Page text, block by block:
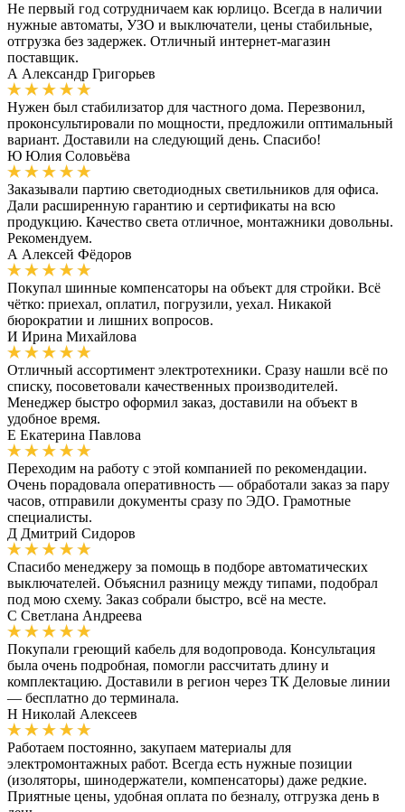
Не первый год сотрудничаем как юрлицо. Всегда в наличии
нужные автоматы, УЗО и выключатели, цены стабильные,
отгрузка без задержек. Отличный интернет-магазин
поставщик.
А Александр Григорьев
Нужен был стабилизатор для частного дома. Перезвонил,
проконсультировали по мощности, предложили оптимальный
вариант. Доставили на следующий день. Спасибо!
Ю Юлия Соловьёва
Заказывали партию светодиодных светильников для офиса.
Дали расширенную гарантию и сертификаты на всю
продукцию. Качество света отличное, монтажники довольны.
Рекомендуем.
А Алексей Фёдоров
Покупал шинные компенсаторы на объект для стройки. Всё
чётко: приехал, оплатил, погрузили, уехал. Никакой
бюрократии и лишних вопросов.
И Ирина Михайлова
Отличный ассортимент электротехники. Сразу нашли всё по
списку, посоветовали качественных производителей.
Менеджер быстро оформил заказ, доставили на объект в
удобное время.
Е Екатерина Павлова
Переходим на работу с этой компанией по рекомендации.
Очень порадовала оперативность — обработали заказ за пару
часов, отправили документы сразу по ЭДО. Грамотные
специалисты.
Д Дмитрий Сидоров
Спасибо менеджеру за помощь в подборе автоматических
выключателей. Объяснил разницу между типами, подобрал
под мою схему. Заказ собрали быстро, всё на месте.
С Светлана Андреева
Покупали греющий кабель для водопровода. Консультация
была очень подробная, помогли рассчитать длину и
комплектацию. Доставили в регион через ТК Деловые линии
— бесплатно до терминала.
Н Николай Алексеев
Работаем постоянно, закупаем материалы для
электромонтажных работ. Всегда есть нужные позиции
(изоляторы, шинодержатели, компенсаторы) даже редкие.
Приятные цены, удобная оплата по безналу, отгрузка день в